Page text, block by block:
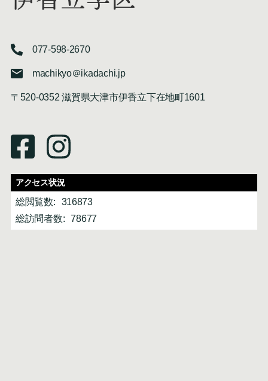
077-598-2670
machikyo＠ikadachi.jp
〒520-0352 滋賀県大津市伊香立下在地町1601
アクセス状況
総閲覧数:
316873
総訪問者数:
78677